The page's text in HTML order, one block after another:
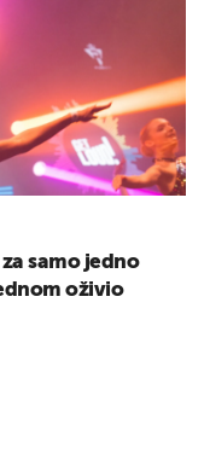
samo jedno
oživio